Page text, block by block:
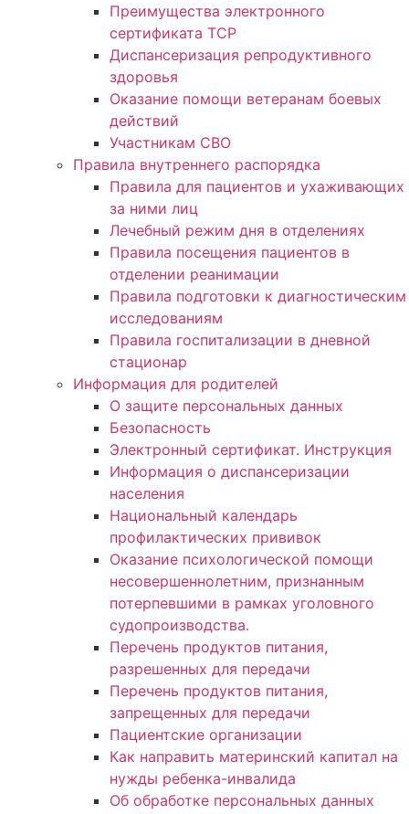
Преимущества электронного
сертификата ТСР
Диспансеризация репродуктивного
здоровья
Оказание помощи ветеранам боевых
действий
Участникам СВО
Правила внутреннего распорядка
Правила для пациентов и ухаживающих
за ними лиц
Лечебный режим дня в отделениях
Правила посещения пациентов в
отделении реанимации
Правила подготовки к диагностическим
исследованиям
Правила госпитализации в дневной
стационар
Информация для родителей
О защите персональных данных
Безопасность
Электронный сертификат. Инструкция
Информация о диспансеризации
населения
Национальный календарь
профилактических прививок
Оказание психологической помощи
несовершеннолетним, признанным
потерпевшими в рамках уголовного
судопроизводства.
Перечень продуктов питания,
разрешенных для передачи
Перечень продуктов питания,
запрещенных для передачи
Пациентские организации
Как направить материнский капитал на
нужды ребенка-инвалида
Об обработке персональных данных